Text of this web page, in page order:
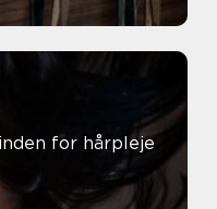
for hårpleje